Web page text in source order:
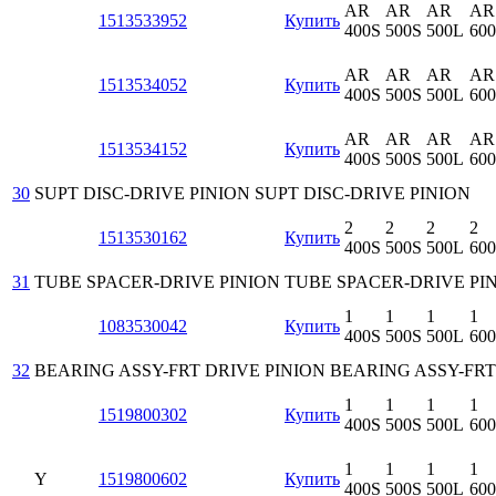
1513533952 Купить
AR
400S
AR
500S
AR
500L
AR
1513534052 Купить
AR
400S
AR
500S
AR
500L
AR
1513534152 Купить
AR
400S
AR
500S
AR
500L
AR
30 SUPT DISC-DRIVE PINION SUPT DISC-DRIVE PINION
1513530162 Купить
2
400S
2
500S
2
500L
2
31 TUBE SPACER-DRIVE PINION TUBE SPACER-DRIVE
1083530042 Купить
1
400S
1
500S
1
500L
1
32 BEARING ASSY-FRT DRIVE PINION BEARING ASSY-
1519800302 Купить
1
400S
1
500S
1
500L
1
Y 1519800602 Купить
1
400S
1
500S
1
500L
1